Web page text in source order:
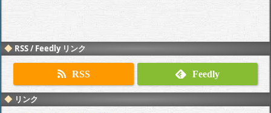
RSS / Feedly リンク
RSS Feedly
リンク